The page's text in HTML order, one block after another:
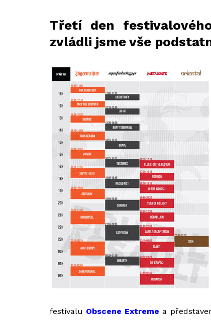
Třetí den
zvládli jsme vše
festivalu Obscene Extreme a